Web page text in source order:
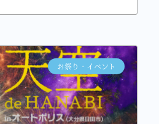
お祭り・イベント